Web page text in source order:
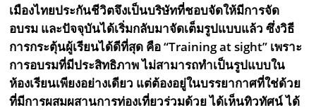
เมืองไทยประกันชีวิตจึงเป็นบริษัทที่ชอบจัดให้มีการจัด
อบรม และปัจจุบันได้เริ่มกลับมาจัดเต็มรูปแบบแล้ว ซึ่งวิธี
การกระตุ้นผู้เรียนได้ดีที่สุด คือ“Training at sight” เพราะ
การอบรมที่มีประสิทธิภาพ ไม่สามารถทำเป็นรูปแบบใน
ห้องเรียนเพียงอย่างเดียว แต่ต้องอยู่ในบรรยากาศที่ใช่ด้วย
ที่มีการผสมผสานการท่องเที่ยวร่วมด้วย ได้เห็นทิวทัศน์ ได้